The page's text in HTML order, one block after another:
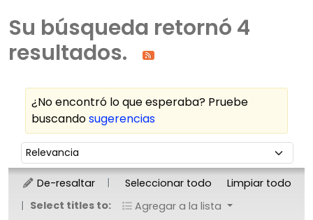
Su búsqueda retornó 4
resultados.
¿No encontró lo que esperaba? Pruebe
buscandosugerencias
Ordenar
Ordenar por:
De-resaltar Seleccionar todo
Limpiar todo
Select titles to:
Agregar a la lista